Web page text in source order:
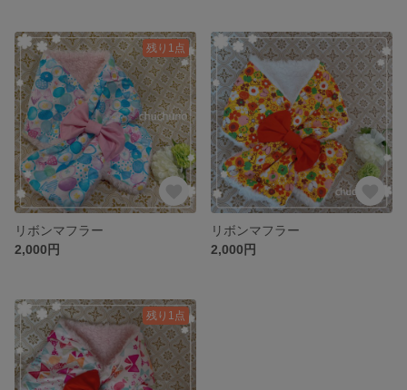
残り1点
リボンマフラー
2,000円
リボンマフラー
2,000円
残り1点